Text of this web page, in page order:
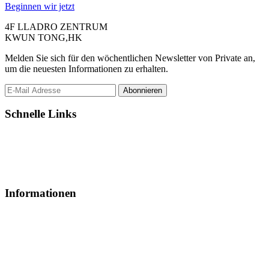
Beginnen wir jetzt
4F LLADRO ZENTRUM
KWUN TONG,HK
Melden Sie sich für den wöchentlichen Newsletter von Private an,
um die neuesten Informationen zu erhalten.
Abonnieren
Schnelle Links
Informationen